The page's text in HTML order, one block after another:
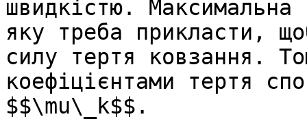
швидкiстю.
яку треба прикласти,
силу тертя ковзання.
коефiцiєнтами тертя
$$\mu\_k$$.